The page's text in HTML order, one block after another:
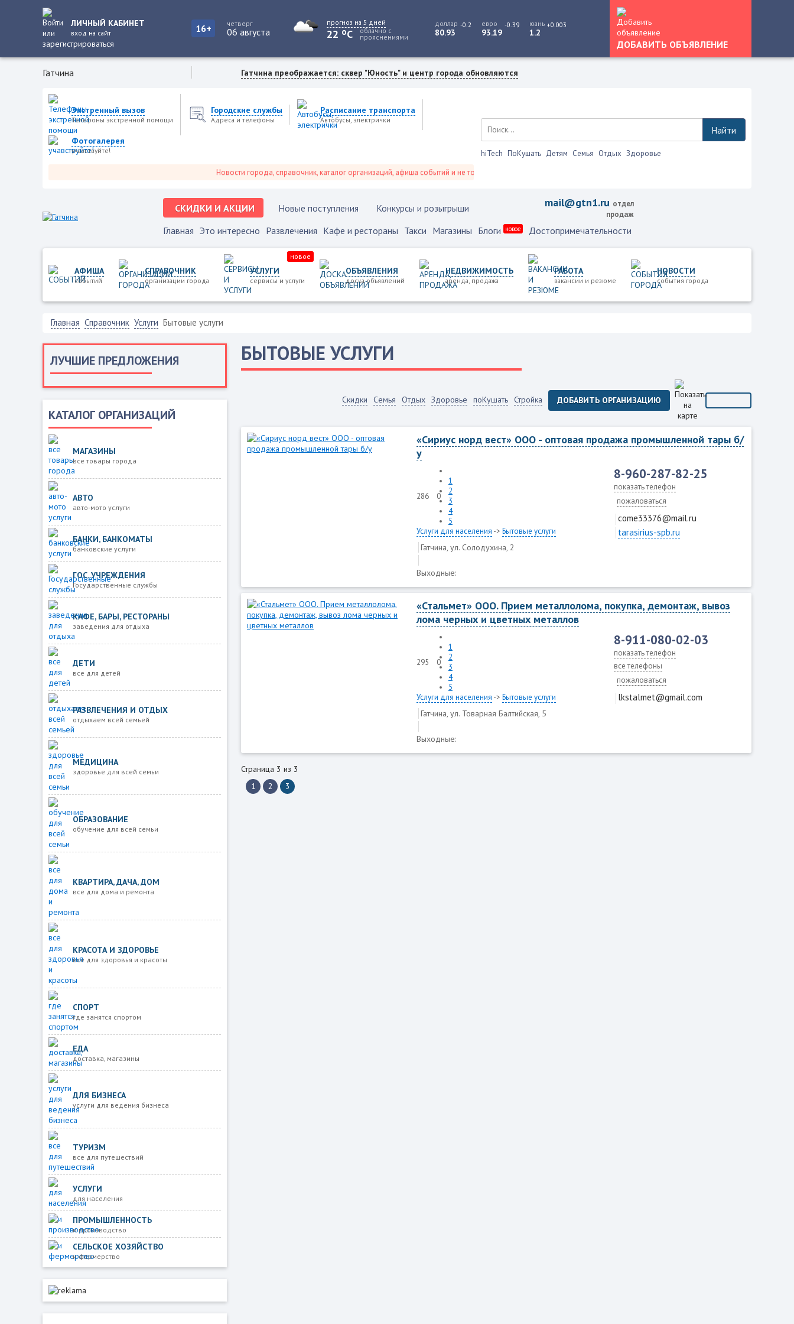
ЛИЧНЫЙ КАБИНЕТ
вход на сайт 16+ четверг
06 августа
прогноз на 5 дней
22 oC облачно с
прояснениями
доллар
80.93
-0.2 евро
93.19
-0.39 юань
1.2
+0.003
ДОБАВИТЬ ОБЪЯВЛЕНИЕ
Гатчина Гатчина преображается: сквер "Юность" и центр города обновляются
Экстренный вызов
Телефоны экстренной помощи
Городские службы
Адреса и телефоны
Расписание транспорта
Автобусы, электрички
Фотогалерея
учавствуйте!
Новости города, справочник, каталог организаций, афиша событий и не только это.
Найти
hiTech ПоКушать Детям Семья Отдых Здоровье
СКИДКИ И АКЦИИ Новые поступления Конкурсы и розыгрыши mail@gtn1.ru отдел
продаж
Главная Это интересно Развлечения Кафе и рестораны Такси Магазины Блоги новое Достопримечательности
АФИША
событий
СПРАВОЧНИК
организации города
УСЛУГИ
сервисы и услуги
новое
ОБЪЯВЛЕНИЯ
доска объявлений
НЕДВИЖИМОСТЬ
аренда, продажа
РАБОТА
вакансии и резюме
НОВОСТИ
события города
Главная Справочник Услуги Бытовые услуги
ЛУЧШИЕ ПРЕДЛОЖЕНИЯ
КАТАЛОГ ОРГАНИЗАЦИЙ
МАГАЗИНЫ
все товары города
АВТО
авто-мото услуги
БАНКИ, БАНКОМАТЫ
банковские услуги
ГОС. УЧРЕЖДЕНИЯ
Государственные службы
КАФЕ, БАРЫ, РЕСТОРАНЫ
заведения для отдыха
ДЕТИ
все для детей
РАЗВЛЕЧЕНИЯ И ОТДЫХ
отдыхаем всей семьей
МЕДИЦИНА
здоровье для всей семьи
ОБРАЗОВАНИЕ
обучение для всей семьи
КВАРТИРА, ДАЧА, ДОМ
все для дома и ремонта
КРАСОТА И ЗДОРОВЬЕ
все для здоровья и красоты
СПОРТ
где занятся спортом
ЕДА
доставка, магазины
ДЛЯ БИЗНЕСА
услуги для ведения бизнеса
ТУРИЗМ
все для путешествий
УСЛУГИ
для населения
ПРОМЫШЛЕННОСТЬ
и производство
СЕЛЬСКОЕ ХОЗЯЙСТВО
и фермерство
БЫТОВЫЕ УСЛУГИ
Скидки Семья Отдых Здоровье поКушать Стройка ДОБАВИТЬ ОРГАНИЗАЦИЮ
«Сириус норд вест» ООО - оптовая продажа промышленной тары б/
у
286 0
1
2
3
4
5
Услуги для населения -> Бытовые услуги
Гатчина, ул. Солодухина, 2
Выходные:
8-960-287-82-25
показать телефон
пожаловаться
come33376@mail.ru
tarasirius-spb.ru
«Стальмет» ООО. Прием металлолома, покупка, демонтаж, вывоз
лома черных и цветных металлов
295 0
1
2
3
4
5
Услуги для населения -> Бытовые услуги
Гатчина, ул. Товарная Балтийская, 5
Выходные:
8-911-080-02-03
показать телефон
все телефоны
пожаловаться
lkstalmet@gmail.com
Страница 3 из 3
1
2 3